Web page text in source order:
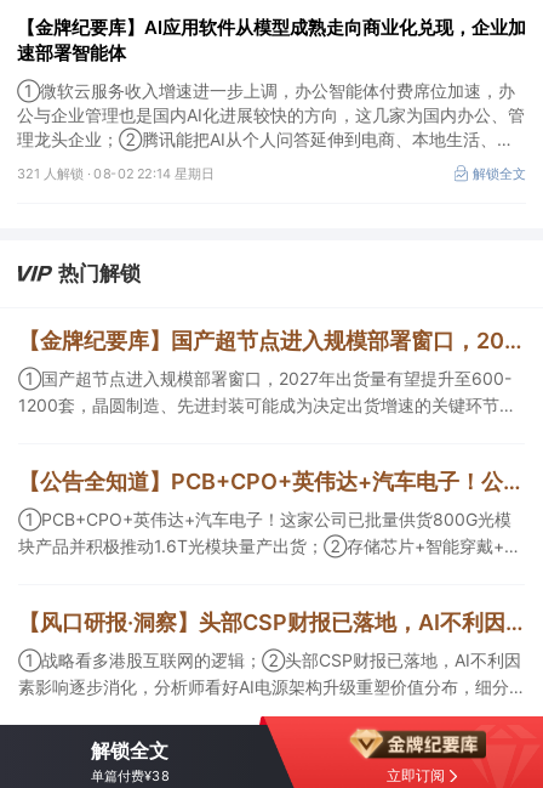
修复，该环节业绩兑现属性更强。
【金牌纪要库】AI应用软件从模型成熟走向商业化兑现，企业加
速部署智能体
①微软云服务收入增速进一步上调，办公智能体付费席位加速，办
公与企业管理也是国内AI化进展较快的方向，这几家为国内办公、管
理龙头企业；②腾讯能把AI从个人问答延伸到电商、本地生活、企
业协同，并保留较强的开放生态特征，在AI智能体时代具有强竞争
力，这几家企业与腾讯业务联系紧密；③AI应用扩张会显著增加推
第三方算力租赁企业更加受益。
321 人解锁 ·08-02 22:14 星期日 解锁全文
热门解锁
【金牌纪要库】国产超节点进入规模部署窗口，2027年出货量有望提升至600-1200套，晶圆制造、先进封装可能成为决定出货增速的关键环节
①国产超节点进入规模部署窗口，2027年出货量有望提升至600-
1200套，晶圆制造、先进封装可能成为决定出货增速的关键环节；
换芯片已经由送样验证逐步进入小批量应用，中低速率产品替代有
望加快，400G、800G产品正进入认证和导入阶段。
【公告全知道】PCB+CPO+英伟达+汽车电子！公司已批量供货800G光模块
①PCB+CPO+英伟达+汽车电子！这家公司已批量供货800G光模
块产品并积极推动1.6T光模块量产出货；②存储芯片+智能穿戴+华
【风口研报·洞察】头部CSP财报已落地，AI不利因素影响逐步消化，分析师看好AI电源架构升级重塑价值分布，细分龙头迈入放量验证阶段；战略看多港股互联网的逻辑
①战略看多港股互联网的逻辑；②头部CSP财报已落地，AI不利因
素影响逐步消化，分析师看好AI电源架构升级重塑价值分布，细分
龙头迈入放量验证阶段；③今日全市场机构研报共发布122篇，康
龙化成、江淮汽车评级得到上调，9家公司获得首度覆盖，其中乔锋
智能获新财富分析师深度覆盖；④在个股机构关注度排行中，华峰
解锁全文
单篇付费¥38 立即订阅